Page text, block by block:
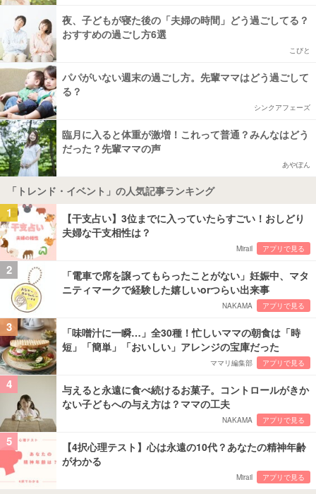
夜、子どもが寝た後の「夫婦の時間」どう過ごしてる？
おすすめの過ごし方6選
こびと
パパがいない週末の過ごし方。先輩ママはどう過ごして
る？
シンクアフェーズ
臨月に入ると体重が激増！これって普通？みんなはどう
だった？先輩ママの声
あやぽん
「トレンド・イベント」の人気記事ランキング
1
【干支占い】3位までに入っていたらすごい！おしどり
夫婦な干支相性は？
Mirail アプリで見る
2
「電車で席を譲ってもらったことがない」妊娠中、マタ
ニティマークで経験した嬉しいorつらい出来事
NAKAMA アプリで見る
3
「味噌汁に一瞬…」全30種！忙しいママの朝食は「時
短」「簡単」「おいしい」アレンジの宝庫だった
ママリ編集部 アプリで見る
4
与えると永遠に食べ続けるお菓子。コントロールがきか
ない子どもへの与え方は？ママの工夫
NAKAMA アプリで見る
5
【4択心理テスト】心は永遠の10代？あなたの精神年齢
がわかる
Mirail アプリで見る